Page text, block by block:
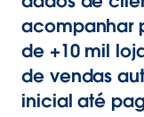
acompanhar
de +10 mil
de vendas
inicial até